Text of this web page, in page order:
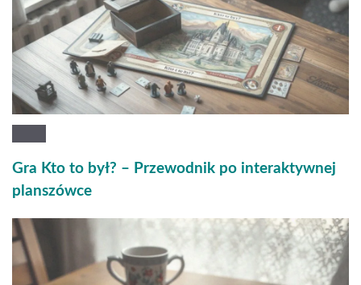
Gra Kto to był? – Przewodnik po interaktywnej
planszówce